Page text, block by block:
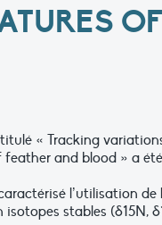
« Tracking
and blood » a
l’utilisation
isotopes stables (δ15N,